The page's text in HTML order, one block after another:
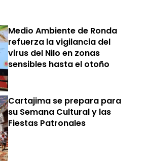
Medio Ambiente de Ronda
refuerza la vigilancia del
virus del Nilo en zonas
sensibles hasta el otoño
Cartajima se prepara para
su Semana Cultural y las
Fiestas Patronales